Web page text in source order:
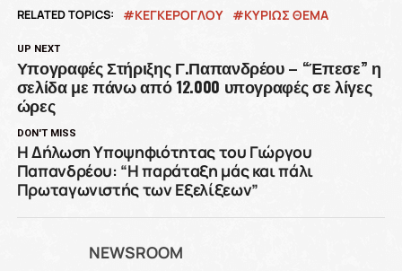
RELATED TOPICS: ΚΕΓΚΕΡΟΓΛΟΥ ΚΥΡΙΩΣ ΘΕΜΑ
UP NEXT
Υπογραφές Στήριξης Γ.Παπανδρέου – “Έπεσε” η
σελίδα με πάνω από 12.000 υπογραφές σε λίγες
ώρες
DON'T MISS
H Δήλωση Υποψηφιότητας του Γιώργου
Παπανδρέου: “Η παράταξη μάς και πάλι
Πρωταγωνιστής των Εξελίξεων”
NEWSROOM